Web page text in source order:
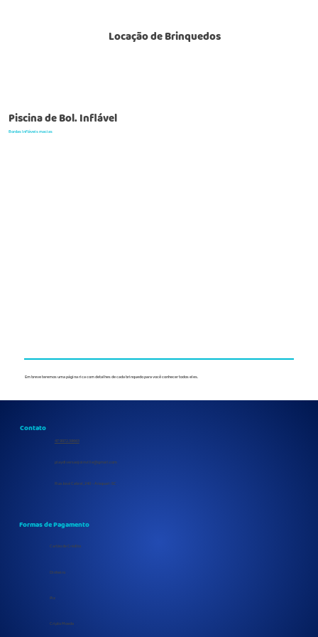
Locação de Brinquedos
Piscina de Bol. Inflável
Bordas Infláveis macias
Em breve teremos uma página rica com detalhes de cada brinquedo para você conhecer todos eles.
Contato
47 9972.38663
playdiversaojoinville@gmail.com
Rua José Cabral, 240 - Araquari-SC
Formas de Pagamento
Cartão de Crédito
Dinheiro
Pix
Cripto Moeda